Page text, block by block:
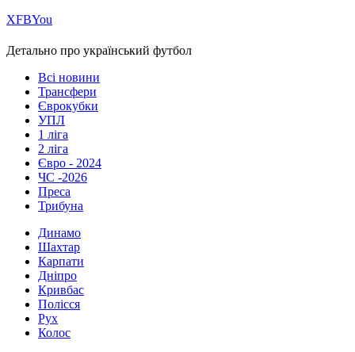
ХFBYou
Детально про український футбол
Всі новини
Трансфери
Єврокубки
УПЛ
1 ліга
2 ліга
Євро - 2024
ЧС -2026
Преса
Трибуна
Динамо
Шахтар
Карпати
Дніпро
Кривбас
Полісся
Рух
Колос